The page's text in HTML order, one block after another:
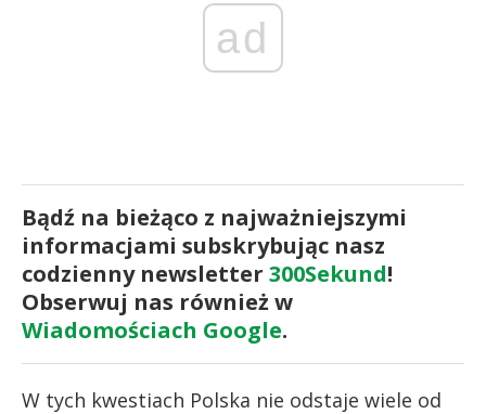
ad
Bądź na bieżąco z najważniejszymi
informacjami subskrybując nasz
codzienny newsletter 300Sekund!
Obserwuj nas również w
Wiadomościach Google.
W tych kwestiach Polska nie odstaje wiele od